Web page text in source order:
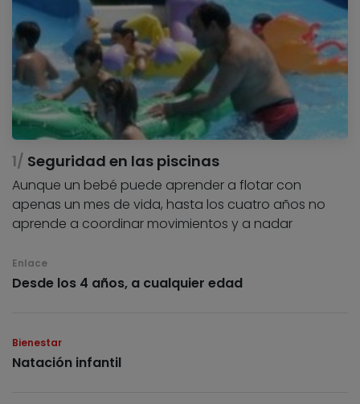
Seguridad en las piscinas
Aunque un bebé puede aprender a flotar con
apenas un mes de vida, hasta los cuatro años no
aprende a coordinar movimientos y a nadar
Enlace
Desde los 4 años, a cualquier edad
Bienestar
Natación infantil